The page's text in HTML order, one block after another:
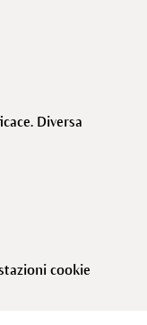
Diversa
cookie